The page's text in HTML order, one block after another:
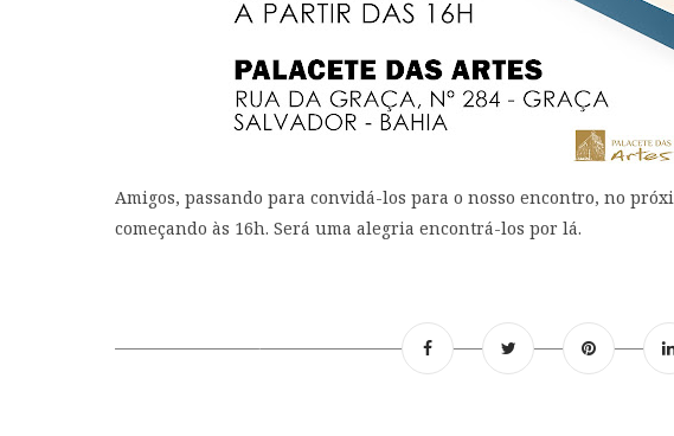
Amigos, passando para convidá-los para o nosso encontro, no
começando às 16h. Será uma alegria encontrá-los por lá.